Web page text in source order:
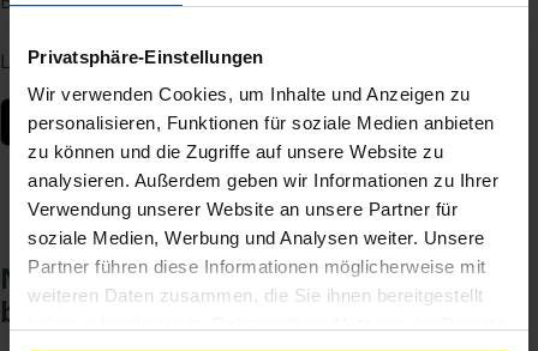
Privatsphäre-Einstellungen
Wir verwenden Cookies, um Inhalte und Anzeigen zu
personalisieren, Funktionen für soziale Medien anbieten
zu können und die Zugriffe auf unsere Website zu
analysieren. Außerdem geben wir Informationen zu Ihrer
Verwendung unserer Website an unsere Partner für
soziale Medien, Werbung und Analysen weiter. Unsere
Partner führen diese Informationen möglicherweise mit
weiteren Daten zusammen, die Sie ihnen bereitgestellt
Laden Sie die App kostenlos herunter:
Noch keinen Zugang? So einfach
beantragen Sie ihn.